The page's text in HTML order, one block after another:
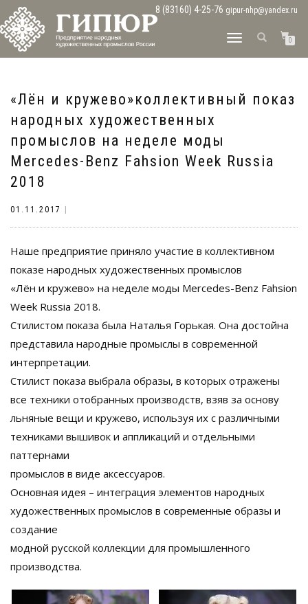
8 (83160) 4-25-76 gipur-nhp@yandex.ru
ПЕРЕКЛЮЧИТЬ
0
«Лён и кружево»коллективный показ
народных художественных
промыслов на неделе моды
Mercedes-Benz Fahsion Week Russia
2018
01.11.2017
Наше предприятие приняло участие в коллективном
показе народных художественных промыслов
«Лён и кружево» на неделе моды Mercedes-Benz Fahsion
Week Russia 2018.
Стилистом показа была Наталья Горькая. Она достойна
представила народные промыслы в современной
интерпретации.
Стилист показа выбрала образы, в которых отражены
все техники отобранных производств, взяв за основу
льняные вещи и кружево, используя их с различными
техниками вышивок и аппликаций и отдельными
паттернами
промыслов в виде аксессуаров.
Основная идея – интеграция элементов народных
художественных промыслов в современные образы и
создание
модной русской коллекции для промышленного
производства.